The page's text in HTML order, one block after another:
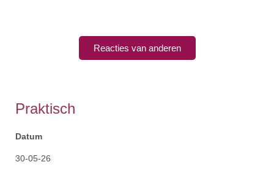
Reacties van anderen
Praktisch
Datum
30-05-26